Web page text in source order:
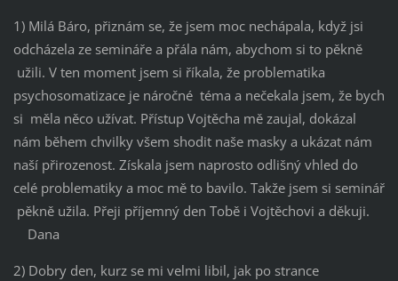
1) Milá Báro, přiznám se, že jsem moc nechápala, když jsi
odcházela ze semináře a přála nám, abychom si to pěkně
užili. V ten moment jsem si říkala, že problematika
psychosomatizace je náročné téma a nečekala jsem, že bych
si měla něco užívat. Přístup Vojtěcha mě zaujal, dokázal
nám během chvilky všem shodit naše masky a ukázat nám
naší přirozenost. Získala jsem naprosto odlišný vhled do
celé problematiky a moc mě to bavilo. Takže jsem si seminář
pěkně užila. Přeji příjemný den Tobě i Vojtěchovi a děkuji.
Dana
2) Dobry den, kurz se mi velmi libil, jak po strance